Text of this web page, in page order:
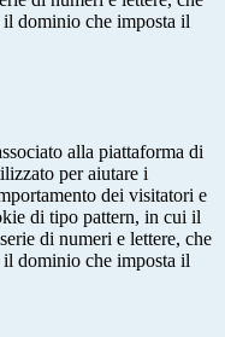
dominio che imposta il
alla piattaforma di
per aiutare i
dei visitatori e
di tipo pattern, in cui il
di numeri e lettere, che
dominio che imposta il